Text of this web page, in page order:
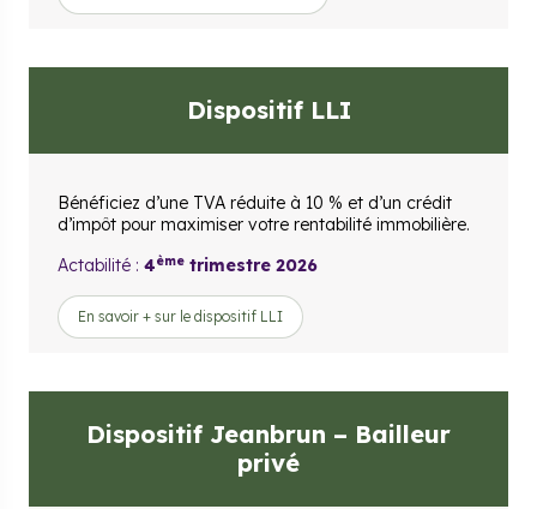
Dispositif LLI
Bénéficiez d’une TVA réduite à 10 % et d’un crédit
d’impôt pour maximiser votre rentabilité immobilière.
Actabilité : 4ème trimestre 2026
En savoir + sur le dispositif LLI
Dispositif Jeanbrun – Bailleur
privé